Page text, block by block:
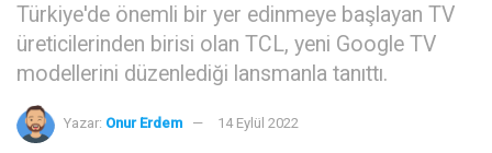
Türkiye'de önemli bir yer edinmeye başlayan TV
üreticilerinden birisi olan TCL, yeni Google TV
modellerini düzenlediği lansmanla tanıttı.
Yazar: Onur Erdem 14 Eylül 2022